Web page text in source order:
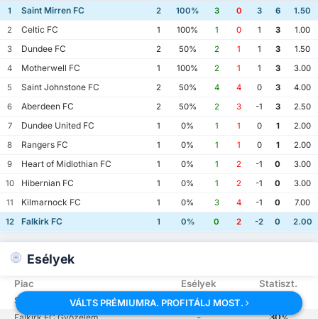
1 Saint Mirren FC 2 100% 3 0 3 6
1.50
2
Celtic FC 1 100% 1 0 1 3
1.00
3
Dundee FC 2 50% 2 1 1 3
1.50
4
Motherwell FC 1 100% 2 1 1 3
3.00
5
Saint Johnstone FC 2 50% 4 4 0 3
4.00
6
Aberdeen FC 2 50% 2 3 -1 3
2.50
7
Dundee United FC 1 0% 1 1 0 1
2.00
8
Rangers FC 1 0% 1 1 0 1
2.00
9
Heart of Midlothian FC 1 0% 1 2 -1 0
3.00
10
Hibernian FC 1 0% 1 2 -1 0
3.00
11
Kilmarnock FC 1 0% 3 4 -1 0
7.00
12
Falkirk FC 1 0% 0 2 -2 0 2.00
Esélyek
Piac Esélyek Statiszt.
Saint Mirren FC Győzelem -
VÁLTS PRÉMIUMRA. PROFITÁLJ MOST.